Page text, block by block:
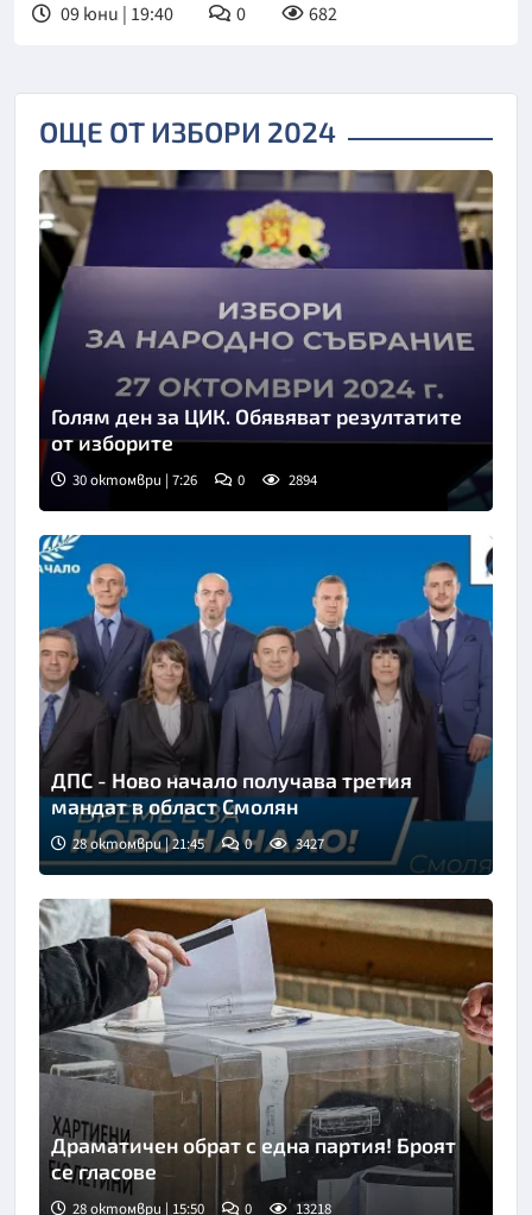
09 юни | 19:40 0 682
ОЩЕ ОТ ИЗБОРИ 2024
Голям ден за ЦИК. Обявяват резултатите
от изборите
30 октомври | 7:26 0 2894
ДПС - Ново начало получава третия
мандат в област Смолян
28 октомври | 21:45 0 3427
Драматичен обрат с една партия! Броят
се гласове
28 октомври | 15:50 0 13218